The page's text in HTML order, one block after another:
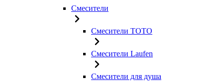
Смесители
Смесители TOTO
Смесители Laufen
Смесители для душа